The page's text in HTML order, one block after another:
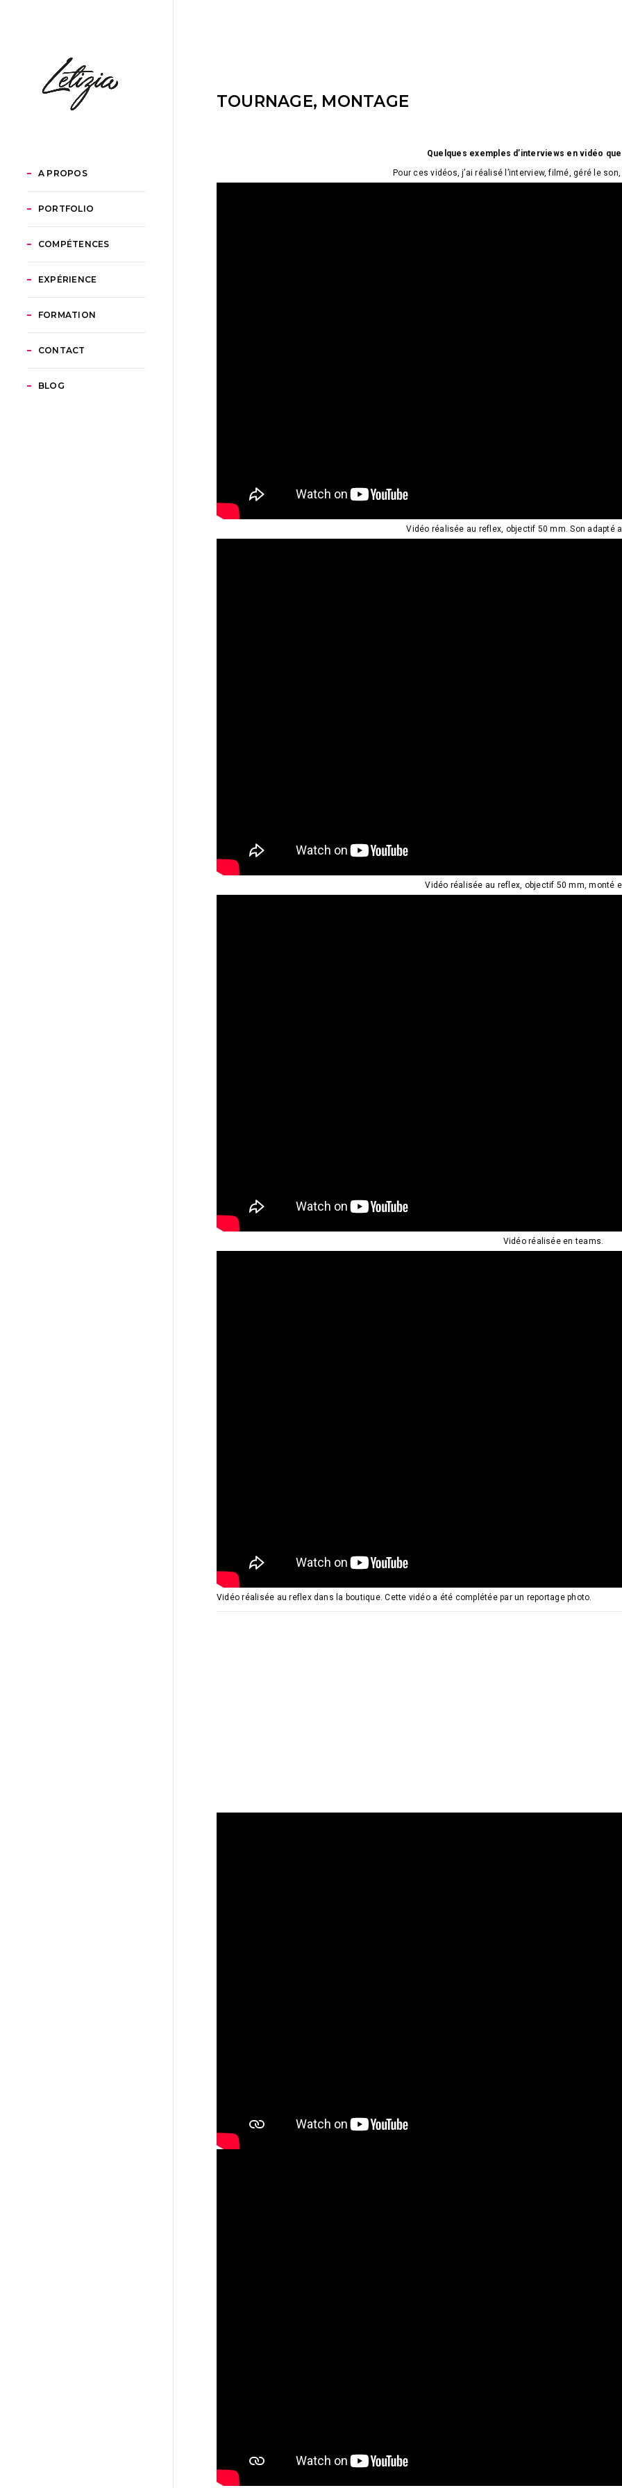
A PROPOS
PORTFOLIO
COMPÉTENCES
EXPÉRIENCE
FORMATION
CONTACT
BLOG
TOURNAGE, MONTAGE
Quelques exemples d’interviews en vidéo
Pour ces vidéos, j’ai réalisé l’interview, filmé, géré le
Vidéo réalisée au reflex, objectif 50 mm. Son adapté
Vidéo réalisée au reflex, objectif 50 mm, monté
Vidéo réalisée en teams.
Vidéo réalisée au reflex dans la boutique. Cette vidéo a été complétée par un reportage photo.